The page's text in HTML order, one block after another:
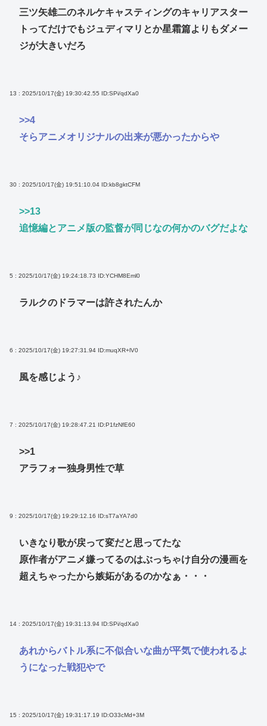
三ツ矢雄二のネルケキャスティングのキャリアスター
トってだけでもジュディマリとか星霜篇よりもダメー
ジが大きいだろ
13 : 2025/10/17(金) 19:30:42.55 ID:SPi/qdXa0
>>4
そらアニメオリジナルの出来が悪かったからや
30 : 2025/10/17(金) 19:51:10.04 ID:kb8gktCFM
>>13
追憶編とアニメ版の監督が同じなの何かのバグだよな
5 : 2025/10/17(金) 19:24:18.73 ID:YCHM8Eml0
ラルクのドラマーは許されたんか
6 : 2025/10/17(金) 19:27:31.94 ID:muqXR+lV0
風を感じよう♪
7 : 2025/10/17(金) 19:28:47.21 ID:P1fzNfE60
>>1
アラフォー独身男性で草
9 : 2025/10/17(金) 19:29:12.16 ID:sT7aYA7d0
いきなり歌が戻って変だと思ってたな
原作者がアニメ嫌ってるのはぶっちゃけ自分の漫画を
超えちゃったから嫉妬があるのかなぁ・・・
14 : 2025/10/17(金) 19:31:13.94 ID:SPi/qdXa0
あれからバトル系に不似合いな曲が平気で使われるよ
うになった戦犯やで
15 : 2025/10/17(金) 19:31:17.19 ID:O33cMd+3M